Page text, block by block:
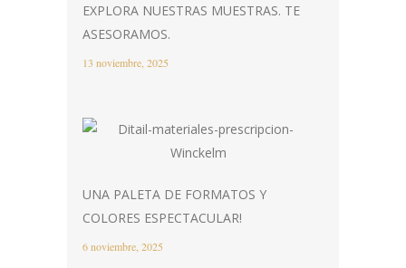
EXPLORA NUESTRAS MUESTRAS. TE
ASESORAMOS.
13 noviembre, 2025
UNA PALETA DE FORMATOS Y
COLORES ESPECTACULAR!
6 noviembre, 2025